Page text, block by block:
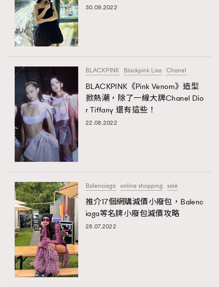
30.09.2022
BLACKPINK Blackpink Lisa Chanel
BLACKPINK《Pink Venom》造型
掀熱潮，除了一線大牌Chanel Dio
r Tiffany 還有這些！
22.08.2022
Balenciaga online shopping sale
推介17個網購減價小廢包，Balenc
iaga等名牌小廢包減價攻略
28.07.2022